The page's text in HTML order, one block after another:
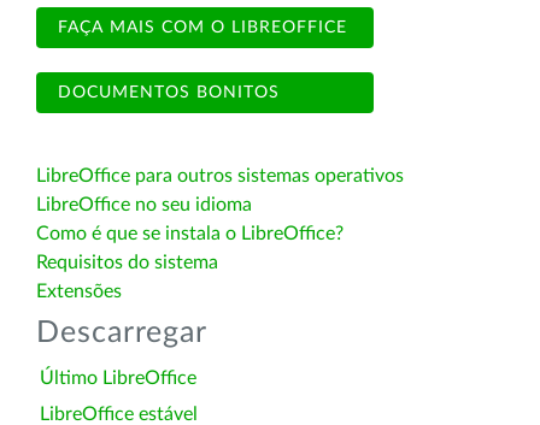
FAÇA MAIS COM O LIBREOFFICE
DOCUMENTOS BONITOS
LibreOffice para outros sistemas operativos
LibreOffice no seu idioma
Como é que se instala o LibreOffice?
Requisitos do sistema
Extensões
Descarregar
Último LibreOffice
LibreOffice estável